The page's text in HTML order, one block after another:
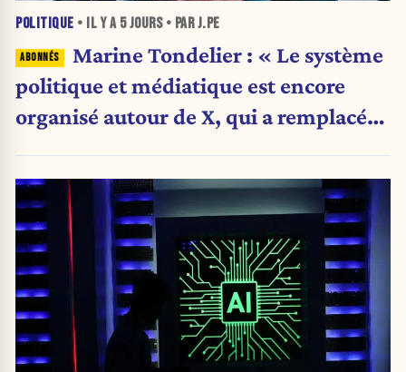
POLITIQUE • IL Y A 5 JOURS• PAR J.PE
Marine Tondelier : « Le système
politique et médiatique est encore
organisé autour de X, qui a remplacé